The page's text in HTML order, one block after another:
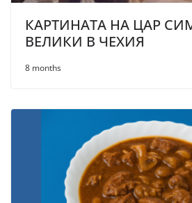
КАРТИНАТА НА ЦАР
ВЕЛИКИ В ЧЕХИЯ
8 months